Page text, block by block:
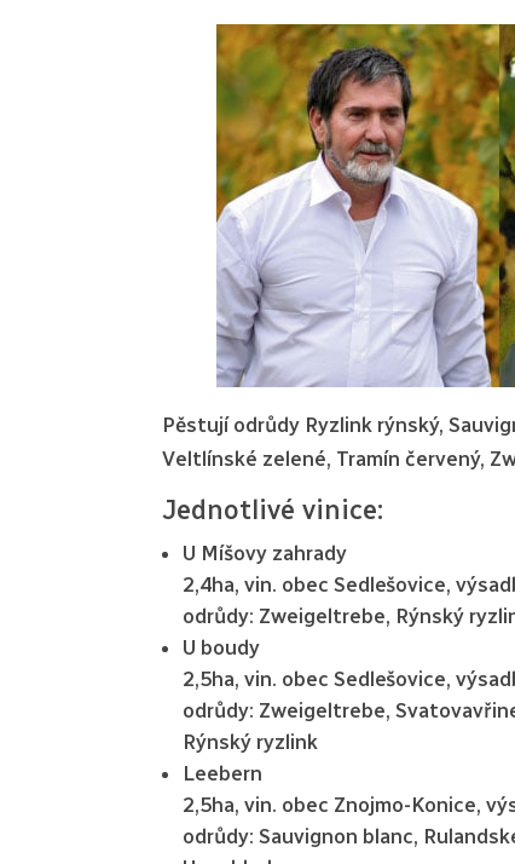
Pěstují odrůdy Ryzlink rýnský,
Veltlínské zelené, Tramín červený,
Jednotlivé vinice:
U Míšovy zahrady
2,4ha, vin. obec Sedlešovice,
odrůdy: Zweigeltrebe, Rýnský
U boudy
2,5ha, vin. obec Sedlešovice,
odrůdy: Zweigeltrebe,
Rýnský ryzlink
Leebern
2,5ha, vin. obec Znojmo-Konice,
odrůdy: Sauvignon blanc,